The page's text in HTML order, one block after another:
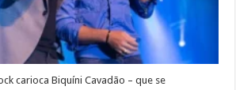
carioca Biquíni Cavadão – que se